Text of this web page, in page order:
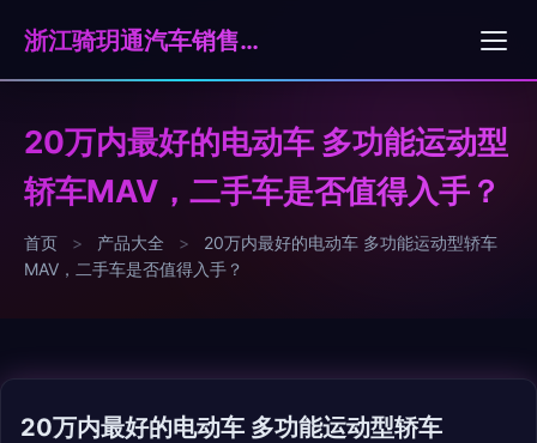
浙江骑玥通汽车销售服务有限公司
20万内最好的电动车 多功能运动型
轿车MAV，二手车是否值得入手？
首页 > 产品大全 >
20万内最好的电动车 多功能运动型轿车
MAV，二手车是否值得入手？
20万内最好的电动车 多功能运动型轿车